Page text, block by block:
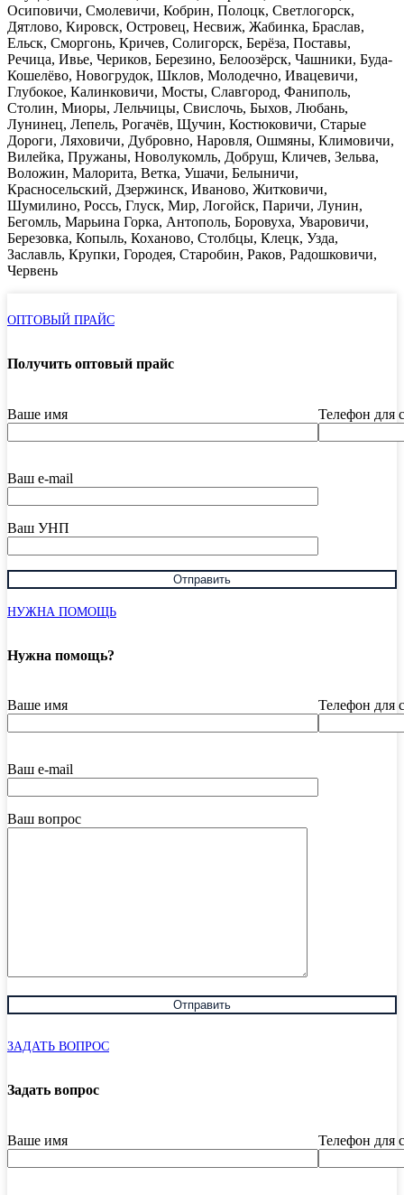
Осиповичи, Смолевичи, Кобрин, Полоцк, Светлогорск,
Дятлово, Кировск, Островец, Несвиж, Жабинка, Браслав,
Ельск, Сморгонь, Кричев, Солигорск, Берёза, Поставы,
Речица, Ивье, Чериков, Березино, Белоозёрск, Чашники, Буда-
Кошелёво, Новогрудок, Шклов, Молодечно, Ивацевичи,
Глубокое, Калинковичи, Мосты, Славгород, Фаниполь,
Столин, Миоры, Лельчицы, Свислочь, Быхов, Любань,
Лунинец, Лепель, Рогачёв, Щучин, Костюковичи, Старые
Дороги, Ляховичи, Дубровно, Наровля, Ошмяны, Климовичи,
Вилейка, Пружаны, Новолукомль, Добруш, Кличев, Зельва,
Воложин, Малорита, Ветка, Ушачи, Белыничи,
Красносельский, Дзержинск, Иваново, Житковичи,
Шумилино, Россь, Глуск, Мир, Логойск, Паричи, Лунин,
Бегомль, Марьина Горка, Антополь, Боровуха, Уваровичи,
Березовка, Копыль, Коханово, Столбцы, Клецк, Узда,
Заславль, Крупки, Городея, Старобин, Раков, Радошковичи,
Червень
ОПТОВЫЙ ПРАЙС
Получить оптовый прайс
Ваше имя Телефон для
Ваш e-mail
Ваш УНП
НУЖНА ПОМОЩЬ
Нужна помощь?
Ваше имя Телефон для
Ваш e-mail
Ваш вопрос
ЗАДАТЬ ВОПРОС
Задать вопрос
Ваше имя Телефон для